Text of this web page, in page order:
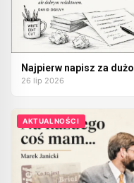
Najpierw napisz za
26 lip 2026
AKTUALNOŚCI